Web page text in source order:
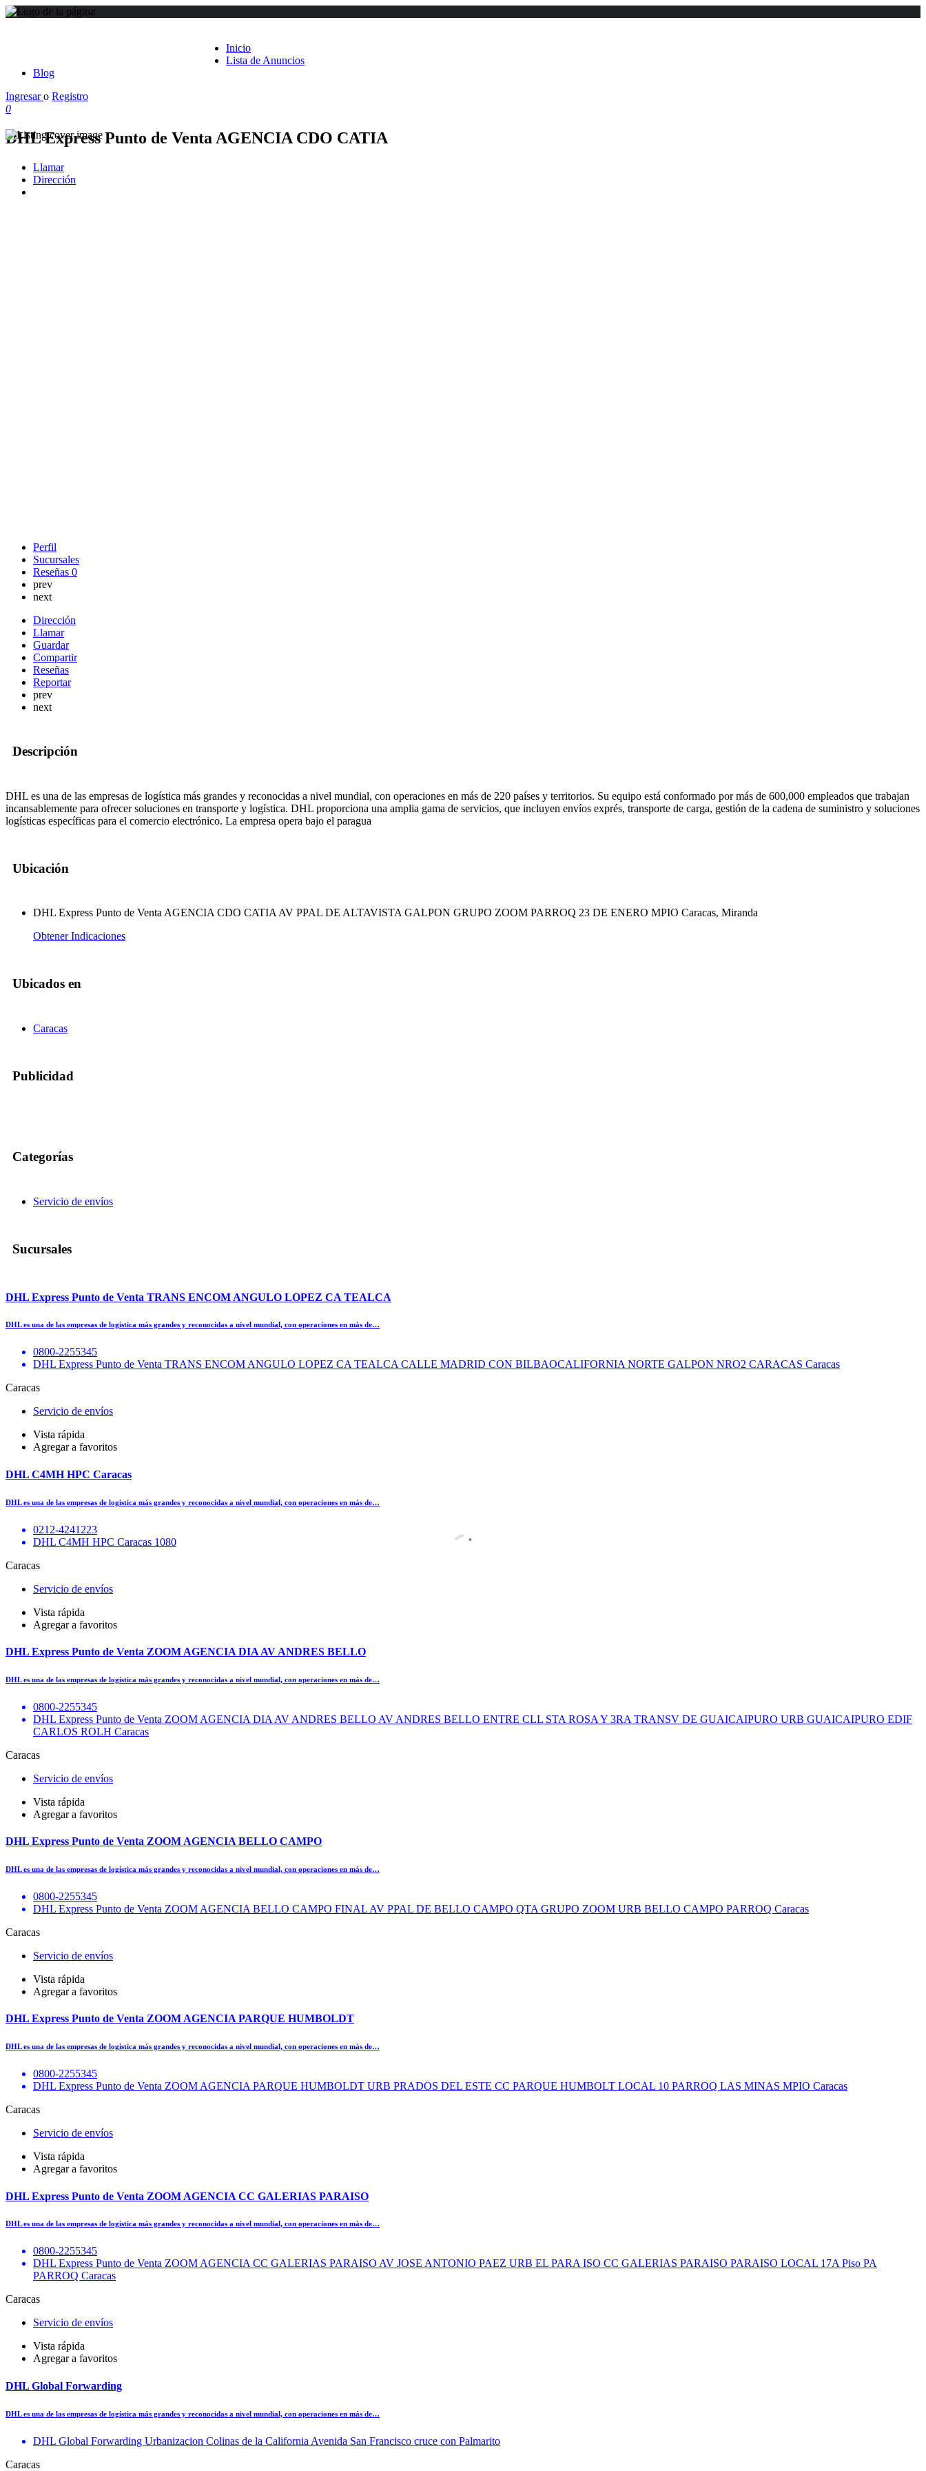
Inicio
Lista de Anuncios
Blog
Ingresaro Registro
0
DHL Express Punto de Venta AGENCIA CDO CATIA
Llamar
Dirección
Perfil
Sucursales
Reseñas 0
prev
next
Dirección
Llamar
Guardar
Compartir
Reseñas
Reportar
prev
next
Descripción
DHL es una de las empresas de logística más grandes y reconocidas a nivel mundial, con operaciones en más de 220 países y territorios. Su equipo está conformado por más de 600,000 empleados que trabajan
incansablemente para ofrecer soluciones en transporte y logística. DHL proporciona una amplia gama de servicios, que incluyen envíos exprés, transporte de carga, gestión de la cadena de suministro y soluciones
logísticas específicas para el comercio electrónico. La empresa opera bajo el paragua
Ubicación
DHL Express Punto de Venta AGENCIA CDO CATIA AV PPAL DE ALTAVISTA GALPON GRUPO ZOOM PARROQ 23 DE ENERO MPIO Caracas, Miranda
Obtener Indicaciones
Ubicados en
Caracas
Publicidad
Categorías
Servicio de envíos
Sucursales
DHL Express Punto de Venta TRANS ENCOM ANGULO LOPEZ CA TEALCA
DHL es una de las empresas de logística más grandes y reconocidas a nivel mundial, con operaciones en más de…
0800-2255345
DHL Express Punto de Venta TRANS ENCOM ANGULO LOPEZ CA TEALCA CALLE MADRID CON BILBAOCALIFORNIA NORTE GALPON NRO2 CARACAS Caracas
Caracas
Servicio de envíos
Vista rápida
Agregar a favoritos
DHL C4MH HPC Caracas
DHL es una de las empresas de logística más grandes y reconocidas a nivel mundial, con operaciones en más de…
0212-4241223
DHL C4MH HPC Caracas 1080
Caracas
Servicio de envíos
Vista rápida
Agregar a favoritos
DHL Express Punto de Venta ZOOM AGENCIA DIA AV ANDRES BELLO
DHL es una de las empresas de logística más grandes y reconocidas a nivel mundial, con operaciones en más de…
0800-2255345
DHL Express Punto de Venta ZOOM AGENCIA DIA AV ANDRES BELLO AV ANDRES BELLO ENTRE CLL STA ROSA Y 3RA TRANSV DE GUAICAIPURO URB GUAICAIPURO EDIF
CARLOS ROLH Caracas
Caracas
Servicio de envíos
Vista rápida
Agregar a favoritos
DHL Express Punto de Venta ZOOM AGENCIA BELLO CAMPO
DHL es una de las empresas de logística más grandes y reconocidas a nivel mundial, con operaciones en más de…
0800-2255345
DHL Express Punto de Venta ZOOM AGENCIA BELLO CAMPO FINAL AV PPAL DE BELLO CAMPO QTA GRUPO ZOOM URB BELLO CAMPO PARROQ Caracas
Caracas
Servicio de envíos
Vista rápida
Agregar a favoritos
DHL Express Punto de Venta ZOOM AGENCIA PARQUE HUMBOLDT
DHL es una de las empresas de logística más grandes y reconocidas a nivel mundial, con operaciones en más de…
0800-2255345
DHL Express Punto de Venta ZOOM AGENCIA PARQUE HUMBOLDT URB PRADOS DEL ESTE CC PARQUE HUMBOLT LOCAL 10 PARROQ LAS MINAS MPIO Caracas
Caracas
Servicio de envíos
Vista rápida
Agregar a favoritos
DHL Express Punto de Venta ZOOM AGENCIA CC GALERIAS PARAISO
DHL es una de las empresas de logística más grandes y reconocidas a nivel mundial, con operaciones en más de…
0800-2255345
DHL Express Punto de Venta ZOOM AGENCIA CC GALERIAS PARAISO AV JOSE ANTONIO PAEZ URB EL PARA ISO CC GALERIAS PARAISO PARAISO LOCAL 17A Piso PA
PARROQ Caracas
Caracas
Servicio de envíos
Vista rápida
Agregar a favoritos
DHL Global Forwarding
DHL es una de las empresas de logística más grandes y reconocidas a nivel mundial, con operaciones en más de…
DHL Global Forwarding Urbanizacion Colinas de la California Avenida San Francisco cruce con Palmarito
Caracas